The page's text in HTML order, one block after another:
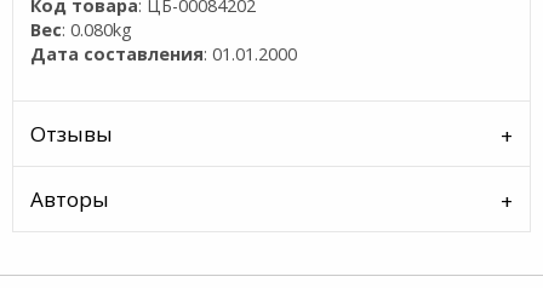
Код товара: ЦБ-00084202
Вес: 0.080kg
Дата составления: 01.01.2000
Отзывы
Авторы